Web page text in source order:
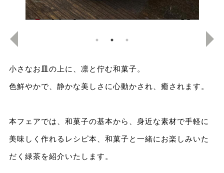
小さなお皿の上に、凛と佇む和菓子。
色鮮やかで、静かな美しさに心動かされ、癒されます。
本フェアでは、和菓子の基本から、身近な素材で手軽に
美味しく作れるレシピ本、和菓子と一緒にお楽しみいた
だく緑茶を紹介いたします。